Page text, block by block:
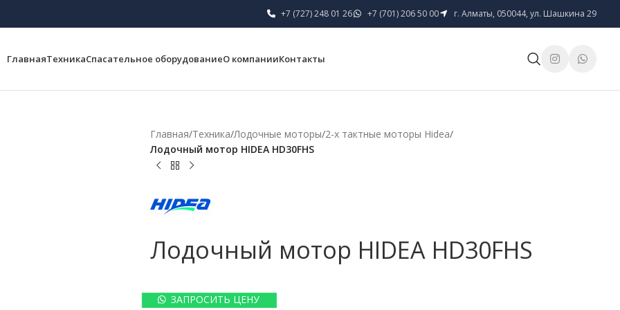
+7 (727) 248 01 26 +7 (701) 206 50 00 г. Алматы, 050044, ул. Шашкина 29
ГлавнаяТехникаСпасательное оборудованиеО компанииКонтакты
Главная/Техника/Лодочные моторы/2-х тактные моторы Hidea/
Лодочный мотор HIDEA HD30FHS
Лодочный мотор HIDEA HD30FHS
ЗАПРОСИТЬ ЦЕНУ